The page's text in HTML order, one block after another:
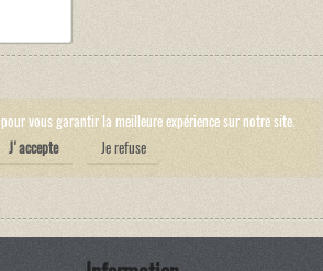
pour vous garantir la meilleure expérience sur notre site.
J'accepte
Je refuse